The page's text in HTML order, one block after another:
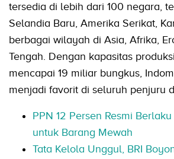
tersedia di lebih dari 100 negara,
Selandia Baru, Amerika Serikat,
berbagai wilayah di Asia, Afrika,
Tengah. Dengan kapasitas
mencapai 19 miliar bungkus,
menjadi favorit di seluruh penjuru
PPN 12 Persen Resmi
untuk Barang Mewah
Tata Kelola Unggul, BRI